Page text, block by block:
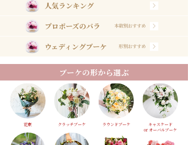
人気ランキング
プロポーズのバラ 本数別おすすめ
ウェディングブーケ 形別おすすめ
ブーケの形から選ぶ
花束 クラッチブーケ ラウンドブーケ
キャスケード
or オーバルブーケ